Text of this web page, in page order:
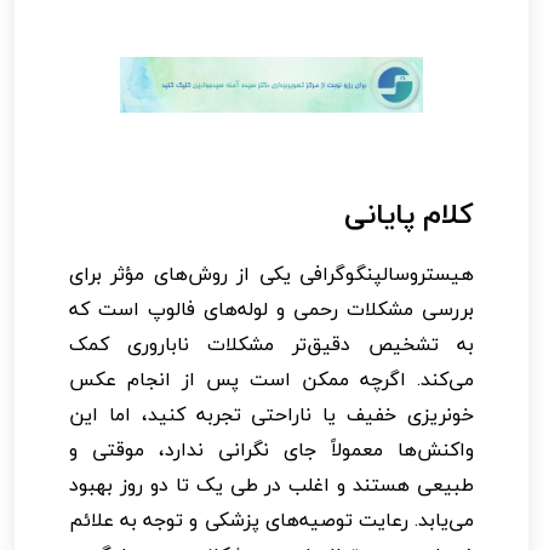
کلام پایانی
هیستروسالپنگوگرافی یکی از روش‌های مؤثر برای
بررسی مشکلات رحمی و لوله‌های فالوپ است که
به تشخیص دقیق‌تر مشکلات ناباروری کمک
می‌کند. اگرچه ممکن است پس از انجام عکس
خونریزی خفیف یا ناراحتی تجربه کنید، اما این
واکنش‌ها معمولاً جای نگرانی ندارد، موقتی و
طبیعی هستند و اغلب در طی یک تا دو روز بهبود
می‌یابد. رعایت توصیه‌های پزشکی و توجه به علائم